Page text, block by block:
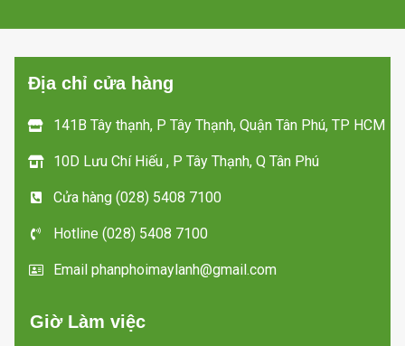
Địa chỉ cửa hàng
141B Tây thạnh, P Tây Thạnh, Quận Tân Phú, TP HCM
10D Lưu Chí Hiếu , P Tây Thạnh, Q Tân Phú
Cửa hàng (028) 5408 7100
Hotline (028) 5408 7100
Email phanphoimaylanh@gmail.com
Giờ Làm việc